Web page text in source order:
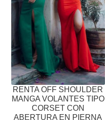
RENTA OFF SHOULDER
MANGA VOLANTES TIPO
CORSET CON
ABERTURA EN PIERNA
OPCIONES
PUEDEN
ELEGIR
EN
LA
PÁGINA
DE
PRODUCTO